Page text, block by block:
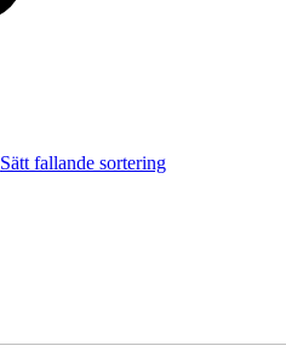
Sätt fallande sortering